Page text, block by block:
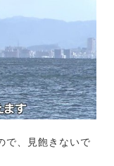
で、見飽きないで